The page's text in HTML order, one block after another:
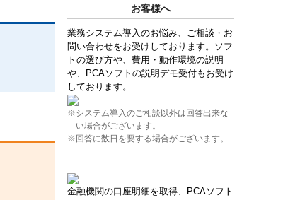
お客様へ
業務システム導入のお悩み、ご相談・お
問い合わせをお受けしております。ソフ
トの選び方や、費用・動作環境の説明
や、PCAソフトの説明デモ受付もお受け
しております。
※システム導入のご相談以外は回答出来な
い場合がございます。
※回答に数日を要する場合がございます。
金融機関の口座明細を取得、PCAソフト